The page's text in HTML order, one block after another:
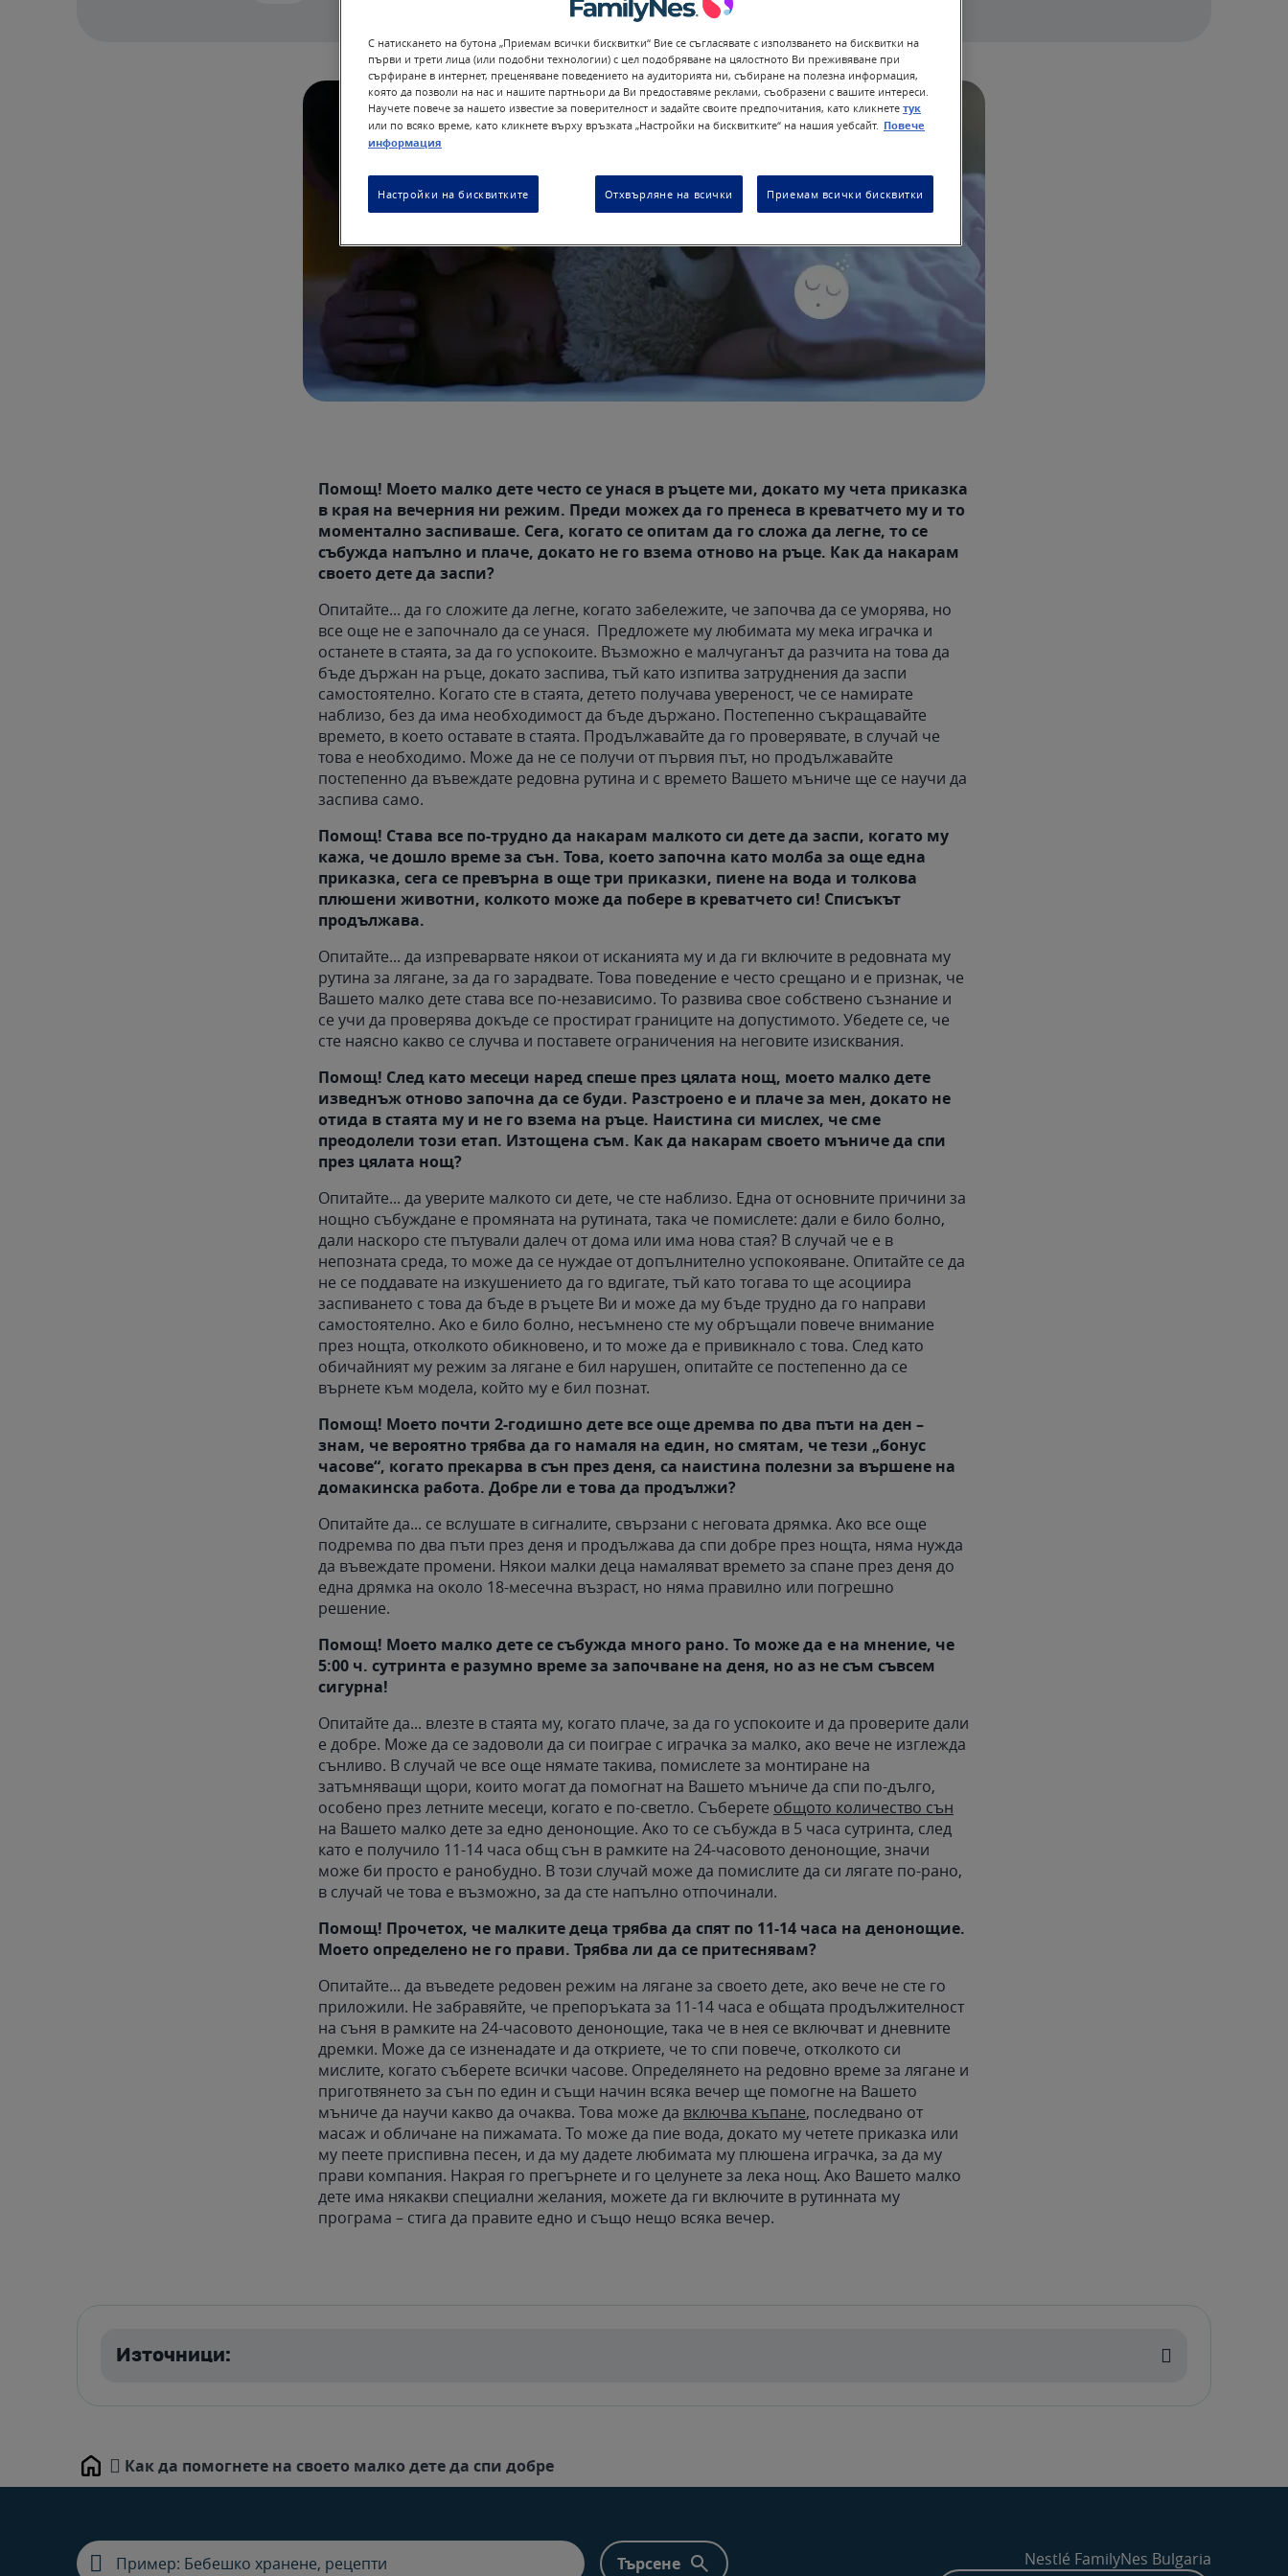
Помощ! Моето малко дете често се унася в ръцете ми, докато му чета приказка
в края на вечерния ни режим. Преди можех да го пренеса в креватчето му и то
моментално заспиваше. Сега, когато се опитам да го сложа да легне, то се
събужда напълно и плаче, докато не го взема отново на ръце. Как да накарам
своето дете да заспи?
Опитайте... да го сложите да легне, когато забележите, че започва да се уморява, но
все още не е започнало да се унася. Предложете му любимата му мека играчка и
останете в стаята, за да го успокоите. Възможно е малчуганът да разчита на това да
бъде държан на ръце, докато заспива, тъй като изпитва затруднения да заспи
самостоятелно. Когато сте в стаята, детето получава увереност, че се намирате
наблизо, без да има необходимост да бъде държано. Постепенно съкращавайте
времето, в което оставате в стаята. Продължавайте да го проверявате, в случай че
това е необходимо. Може да не се получи от първия път, но продължавайте
постепенно да въвеждате редовна рутина и с времето Вашето мъниче ще се научи да
заспива само.
Помощ! Става все по-трудно да накарам малкото си дете да заспи, когато му
кажа, че дошло време за сън. Това, което започна като молба за още една
приказка, сега се превърна в още три приказки, пиене на вода и толкова
плюшени животни, колкото може да побере в креватчето си! Списъкът
продължава.
Опитайте... да изпреварвате някои от исканията му и да ги включите в редовната му
рутина за лягане, за да го зарадвате. Това поведение е често срещано и е признак, че
Вашето малко дете става все по-независимо. То развива свое собствено съзнание и
се учи да проверява докъде се простират границите на допустимото. Убедете се, че
сте наясно какво се случва и поставете ограничения на неговите изисквания.
Помощ! След като месеци наред спеше през цялата нощ, моето малко дете
изведнъж отново започна да се буди. Разстроено е и плаче за мен, докато не
отида в стаята му и не го взема на ръце. Наистина си мислех, че сме
преодолели този етап. Изтощена съм. Как да накарам своето мъниче да спи
през цялата нощ?
Опитайте... да уверите малкото си дете, че сте наблизо. Една от основните причини за
нощно събуждане е промяната на рутината, така че помислете: дали е било болно,
дали наскоро сте пътували далеч от дома или има нова стая? В случай че е в
непозната среда, то може да се нуждае от допълнително успокояване. Опитайте се да
не се поддавате на изкушението да го вдигате, тъй като тогава то ще асоциира
заспиването с това да бъде в ръцете Ви и може да му бъде трудно да го направи
самостоятелно. Ако е било болно, несъмнено сте му обръщали повече внимание
през нощта, отколкото обикновено, и то може да е привикнало с това. След като
обичайният му режим за лягане е бил нарушен, опитайте се постепенно да се
върнете към модела, който му е бил познат.
Помощ! Моето почти 2-годишно дете все още дремва по два пъти на ден –
знам, че вероятно трябва да го намаля на един, но смятам, че тези „бонус
часове“, когато прекарва в сън през деня, са наистина полезни за вършене на
домакинска работа. Добре ли е това да продължи?
Опитайте да... се вслушате в сигналите, свързани с неговата дрямка. Ако все още
подремва по два пъти през деня и продължава да спи добре през нощта, няма нужда
да въвеждате промени. Някои малки деца намаляват времето за спане през деня до
една дрямка на около 18-месечна възраст, но няма правилно или погрешно
решение.
Помощ! Моето малко дете се събужда много рано. То може да е на мнение, че
5:00 ч. сутринта е разумно време за започване на деня, но аз не съм съвсем
сигурна!
Опитайте да... влезте в стаята му, когато плаче, за да го успокоите и да проверите дали
е добре. Може да се задоволи да си поиграе с играчка за малко, ако вече не изглежда
сънливо. В случай че все още нямате такива, помислете за монтиране на
затъмняващи щори, които могат да помогнат на Вашето мъниче да спи по-дълго,
особено през летните месеци, когато е по-светло. Съберете общото количество сън
на Вашето малко дете за едно денонощие. Ако то се събужда в 5 часа сутринта, след
като е получило 11-14 часа общ сън в рамките на 24-часовото денонощие, значи
може би просто е ранобудно. В този случай може да помислите да си лягате по-рано,
в случай че това е възможно, за да сте напълно отпочинали.
Помощ! Прочетох, че малките деца трябва да спят по 11-14 часа на денонощие.
Моето определено не го прави. Трябва ли да се притеснявам?
Опитайте... да въведете редовен режим на лягане за своето дете, ако вече не сте го
приложили. Не забравяйте, че препоръката за 11-14 часа е общата продължителност
на съня в рамките на 24-часовото денонощие, така че в нея се включват и дневните
дремки. Може да се изненадате и да откриете, че то спи повече, отколкото си
мислите, когато съберете всички часове. Определянето на редовно време за лягане и
приготвянето за сън по един и същи начин всяка вечер ще помогне на Вашето
мъниче да научи какво да очаква. Това може да включва къпане, последвано от
масаж и обличане на пижамата. То може да пие вода, докато му четете приказка или
му пеете приспивна песен, и да му дадете любимата му плюшена играчка, за да му
прави компания. Накрая го прегърнете и го целунете за лека нощ. Ако Вашето малко
дете има някакви специални желания, можете да ги включите в рутинната му
програма – стига да правите едно и също нещо всяка вечер.
Източници:
Home Как да помогнете на своето малко дете да спи добре
Nestlé FamilyNes Bulgaria
С натискането на бутона „Приемам всички бисквитки“ Вие се съгласявате с използването на бисквитки на
първи и трети лица (или подобни технологии) с цел подобряване на цялостното Ви преживяване при
сърфиране в интернет, преценяване поведението на аудиторията ни, събиране на полезна информация,
която да позволи на нас и нашите партньори да Ви предоставяме реклами, съобразени с вашите интереси.
Научете повече за нашето известие за поверителност и задайте своите предпочитания, като кликнете тук
или по всяко време, като кликнете върху връзката „Настройки на бисквитките“ на нашия уебсайт. Повече
информация
Отхвърляне на всички Приемам всички бисквитки
Настройки на бисквитките